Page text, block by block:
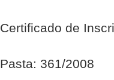
Certificado de
Pasta: 361/2008